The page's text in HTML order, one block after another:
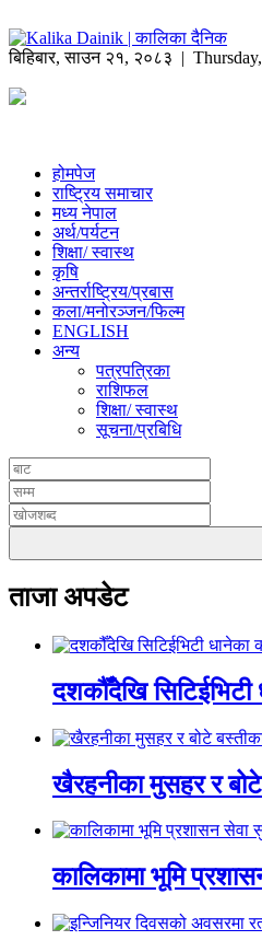
बिहिबार,साउन २१, २०८३ |
होमपेज
राष्ट्रिय समाचार
मध्य नेपाल
अर्थ/पर्यटन
शिक्षा/ स्वास्थ
कृषि
अन्तर्राष्ट्रिय/प्रबास
कला/मनोरञ्जन/फिल्म
ENGLISH
अन्य
पत्रपत्रिका
राशिफल
शिक्षा/ स्वास्थ
सूचना/प्रबिधि
ताजा अपडेट
दशकौँदेखि सिटिईभिटी
खैरहनीका मुसहर र
कालिकामा भूमि